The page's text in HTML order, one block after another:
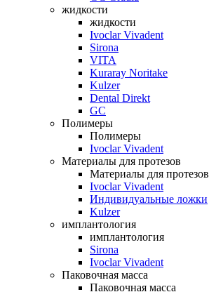
жидкости
жидкости
Ivoclar Vivadent
Sirona
VITA
Kuraray Noritake
Kulzer
Dental Direkt
GC
Полимеры
Полимеры
Ivoclar Vivadent
Материалы для протезов
Материалы для протезов
Ivoclar Vivadent
Индивидуальные ложки
Kulzer
имплантология
имплантология
Sirona
Ivoclar Vivadent
Паковочная масса
Паковочная масса